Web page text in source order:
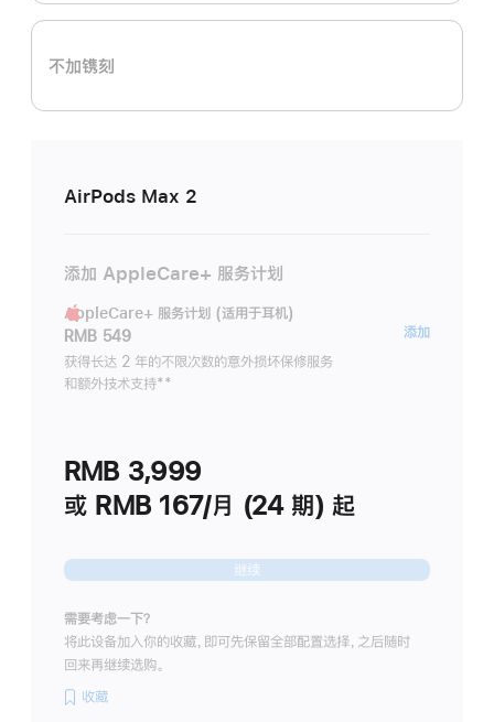
不加镌刻
AirPods Max 2
添加 AppleCare+ 服务计划
AppleCare+ 服务计划 (适用于耳机)
RMB 549
获得长达 2 年的不限次数的意外损坏保修服务
和额外技术支持脚
**
添加
RMB 3,999
或 RMB 167/月 (24 期) 起
继续
需要考虑一下？
将此设备加入你的收藏，即可先保留全部配置选择，之后随时
回来再继续选购。
收藏